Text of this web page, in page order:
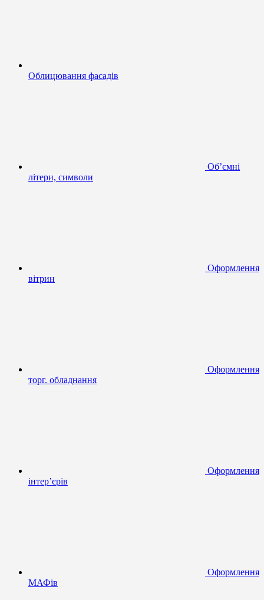
Облицювання фасадів
Об’ємні
літери, символи
Оформлення
вітрин
Оформлення
торг. обладнання
Оформлення
інтер’єрів
Оформлення
МАФів